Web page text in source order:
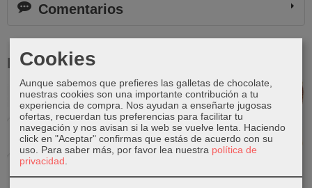
Comentarios
Productos Relacionados
Agotado
Ardilla de
madera
Agotado
Comodo de
madera
madera
Cookies
Aunque sabemos que prefieres las galletas de chocolate,
nuestras cookies son una importante contribución a tu
experiencia de compra. Nos ayudan a enseñarte jugosas
ofertas, recuerdan tus preferencias para facilitar tu
navegación y nos avisan si la web se vuelve lenta. Haciendo
click en "Aceptar" confirmas que estás de acuerdo con su
uso. Para saber más, por favor lea nuestra política de
privacidad